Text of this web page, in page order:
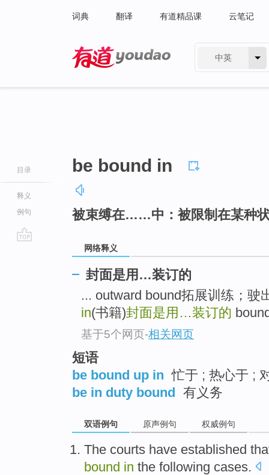
词典 翻译 有道精品课 云笔记
中英
目录
释义
例句
be bound in
被束缚在……中：被限制在某种
网络释义
封面是用…装订的
... outward bound拓展训练；
in(书籍)封面是用…装订的
基于5个网页-相关网页
短语
be bound up in 忙于 ; 热心于 ;
be in duty bound 有义务
双语例句 原声例句 权威例句
The courts have established
bound in the following cases.